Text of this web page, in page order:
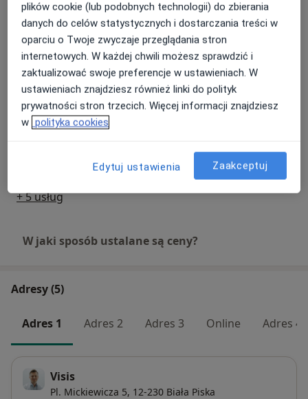
Konsultacja okulistyczna (pierwsza
wizyta)
Od 250 zł Szczegóły
Umów wizytę
Konsultacja okulistyczna dzieci
Od 250 zł Szczegóły Umów wizytę
Umów wizytę
+ 5 usług
W jaki sposób ustalane są ceny?
Adresy (5)
Adres 1 Adres 2 Adres 3 Online Adres 4
Visis
Pl. Mickiewicza 5, 12-230 Biała Piska
plików cookie (lub podobnych technologii) do zbierania
danych do celów statystycznych i dostarczania treści w
oparciu o Twoje zwyczaje przeglądania stron
internetowych. W każdej chwili możesz sprawdzić i
zaktualizować swoje preferencje w ustawieniach. W
ustawieniach znajdziesz również linki do polityk
prywatności stron trzecich. Więcej informacji znajdziesz
w polityka cookies
Edytuj ustawienia Zaakceptuj